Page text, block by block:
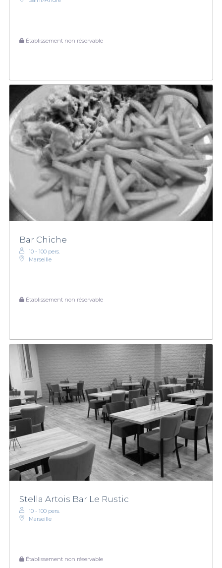
Établissement non réservable
Bar Chiche
10 - 100 pers.
Marseille
Établissement non réservable
Stella Artois Bar Le Rustic
10 - 100 pers.
Marseille
Établissement non réservable